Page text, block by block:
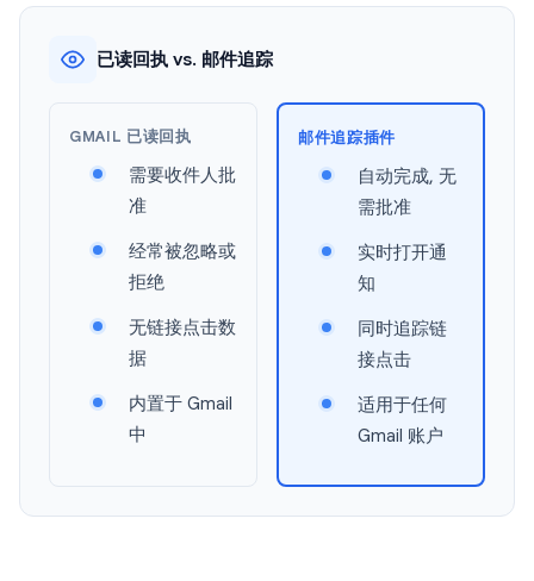
已读回执 vs. 邮件追踪
GMAIL 已读回执
需要收件人批
准
经常被忽略或
拒绝
无链接点击数
据
内置于 Gmail
中
邮件追踪插件
自动完成, 无
需批准
实时打开通
知
同时追踪链
接点击
适用于任何
Gmail 账户